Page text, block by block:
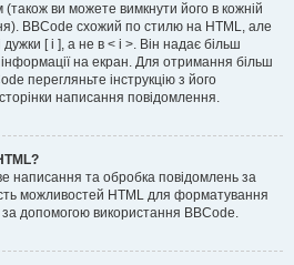
(також ви можете вимкнути його в кожній
BBCode схожий по стилю на HTML, але
[ і ], а не в < і >. Він надає більш
на екран. Для отримання більш
перегляньте інструкцію з його
написання повідомлення.
написання та обробка повідомлень за
можливостей HTML для форматування
допомогою використання BBCode.